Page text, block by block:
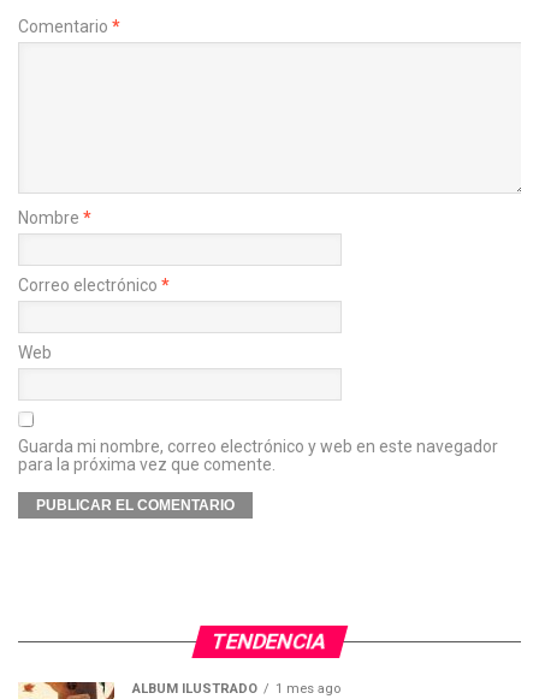
Comentario *
Nombre *
Correo electrónico *
Web
Guarda mi nombre, correo electrónico y web en este navegador
para la próxima vez que comente.
TENDENCIA
ÁLBUM ILUSTRADO 1 mes ago